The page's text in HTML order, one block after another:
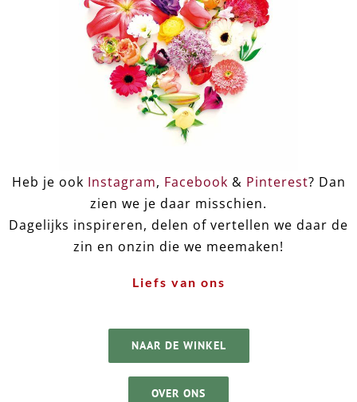
Heb je ook Instagram, Facebook & Pinterest? Dan
zien we je daar misschien.
Dagelijks inspireren, delen of vertellen we daar de
zin en onzin die we meemaken!
Liefs van ons
NAAR DE WINKEL
OVER ONS